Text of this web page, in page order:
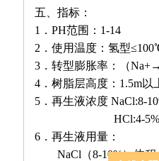
五、指标：
1．PH范围：1-14
2．使用温度：氢型
3．转型膨胀率：（
4．树脂层高度：1.5m以
5．再生液浓度 NaCl:8-
HCl:4-
6．再生液用量：
NaCl（8-10%）体积